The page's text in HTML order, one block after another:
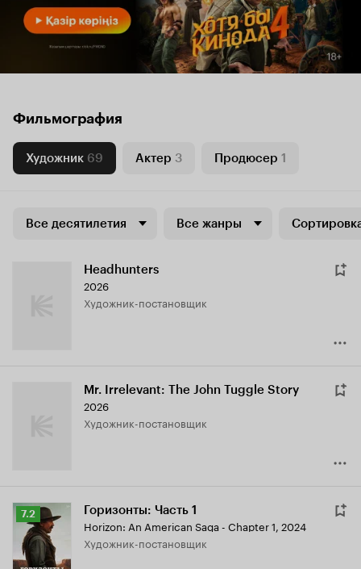
Фильмография
Художник 69 Актер 3 Продюсер 1
Все десятилетия Все жанры
Headhunters
2026
Художник-постановщик
Mr. Irrelevant: The John Tuggle Story
2026
Художник-постановщик
Рейтинг
Кинопоиска
7.2
7.2 Горизонты: Часть 1
Horizon: An American Saga - Chapter 1, 2024
Художник-постановщик